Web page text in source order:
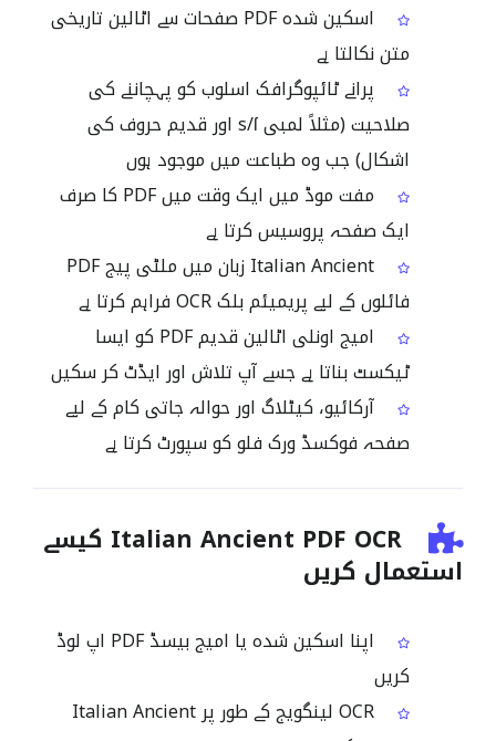
اسکین شدہ PDF صفحات سے اٹالین تاریخی
متن نکالتا ہے
پرانے ٹائپوگرافک اسلوب کو پہچاننے کی
صلاحیت (مثلاً لمبی s/ſ اور قدیم حروف کی
اشکال) جب وہ طباعت میں موجود ہوں
مفت موڈ میں ایک وقت میں PDF کا صرف
ایک صفحہ پروسیس کرتا ہے
Italian Ancient زبان میں ملٹی پیج PDF
فائلوں کے لیے پریمیئم بلک OCR فراہم کرتا ہے
امیج اونلی اٹالین قدیم PDF کو ایسا
ٹیکسٹ بناتا ہے جسے آپ تلاش اور ایڈٹ کر سکیں
آرکائیو، کیٹلاگ اور حوالہ جاتی کام کے لیے
صفحہ فوکسڈ ورک فلو کو سپورٹ کرتا ہے
Italian Ancient PDF OCR کیسے
استعمال کریں
اپنا اسکین شدہ یا امیج بیسڈ PDF اپ لوڈ
کریں
OCR لینگویج کے طور پر Italian Ancient